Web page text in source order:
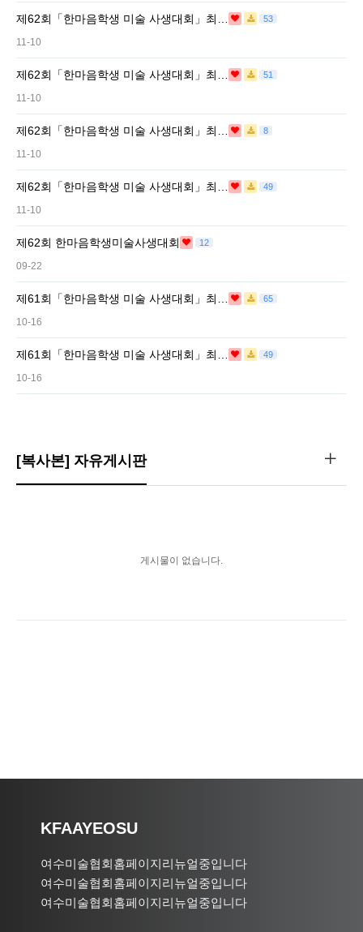
제62회「한마음학생 미술 사생대회」최… 53
11-10
제62회「한마음학생 미술 사생대회」최… 51
11-10
제62회「한마음학생 미술 사생대회」최… 8
11-10
제62회「한마음학생 미술 사생대회」최… 49
11-10
제62회 한마음학생미술사생대회 12
09-22
제61회「한마음학생 미술 사생대회」최… 65
10-16
제61회「한마음학생 미술 사생대회」최… 49
10-16
[복사본] 자유게시판
게시물이 없습니다.
KFAAYEOSU
여수미술협회홈페이지리뉴얼중입니다
여수미술협회홈페이지리뉴얼중입니다
여수미술협회홈페이지리뉴얼중입니다